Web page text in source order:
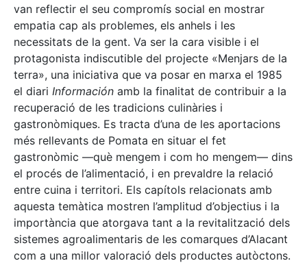
van reflectir el seu compromís social en mostrar
empatia cap als problemes, els anhels i les
necessitats de la gent. Va ser la cara visible i el
protagonista indiscutible del projecte «Menjars de la
terra», una iniciativa que va posar en marxa el 1985
el diari Información amb la finalitat de contribuir a la
recuperació de les tradicions culinàries i
gastronòmiques. Es tracta d’una de les aportacions
més rellevants de Pomata en situar el fet
gastronòmic —què mengem i com ho mengem— dins
el procés de l’alimentació, i en prevaldre la relació
entre cuina i territori. Els capítols relacionats amb
aquesta temàtica mostren l’amplitud d’objectius i la
importància que atorgava tant a la revitalització dels
sistemes agroalimentaris de les comarques d’Alacant
com a una millor valoració dels productes autòctons.